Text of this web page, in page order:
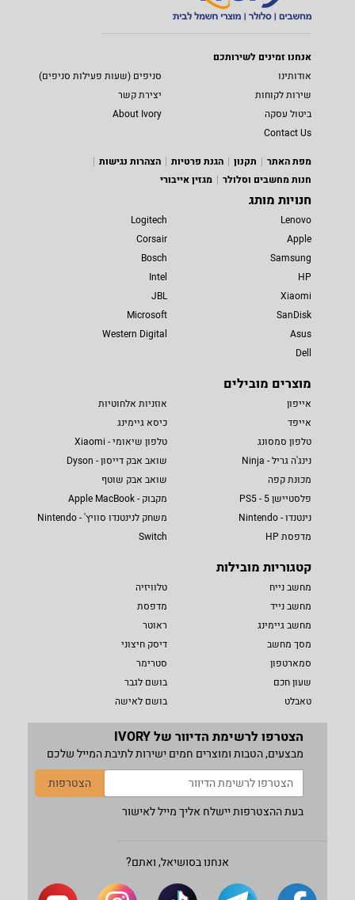
אנחנו זמינים לשירותכם
אודותינו
סניפים (שעות פעילות סניפים)
שירות לקוחות
יצירת קשר
ביטול עסקה
About Ivory
Contact Us
מפת האתר
תקנון הגנת פרטיות
הצהרות נגישות
חנות מחשבים וסלולר
מגזין אייבורי
חנויות מותג
Lenovo
Apple
Samsung
HP
Xiaomi
SanDisk
Asus
Dell
Logitech
Corsair
Bosch
Intel
JBL
Microsoft
Western Digital
מוצרים מובילים
אייפון
אייפד
טלפון סמסונג
נינג'ה גריל - Ninja
מכונת קפה
פלסטיישן 5 - PS5
נינטנדו - Nintendo
מדפסת HP
אוזניות אלחוטיות
כיסא גיימינג
טלפון שיאומי - Xiaomi
שואב אבק דייסון - Dyson
שואב אבק שוטף
מקבוק - Apple MacBook
משחק לנינטנדו סוויץ' - Nintendo
Switch
קטגוריות מובילות
מחשב נייח
מחשב נייד
מחשב גיימינג
מסך מחשב
סמארטפון
שעון חכם
טאבלט
טלוויזיה
מדפסת
ראוטר
דיסק חיצוני
סטרימר
בושם לגבר
בושם לאישה
הצטרפו לרשימת הדיוור של IVORY
מבצעים, הטבות ומוצרים חמים ישירות לתיבת המייל שלכם
הצטרפות
בעת ההצטרפות יישלח אליך מייל לאישור
אנחנו בסושיאל, ואתם?